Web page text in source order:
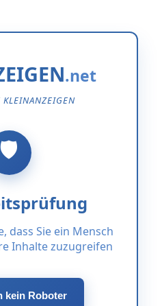
KLEINANZEIGEN
dass Sie ein Mensch
Inhalte zuzugreifen
kein Roboter